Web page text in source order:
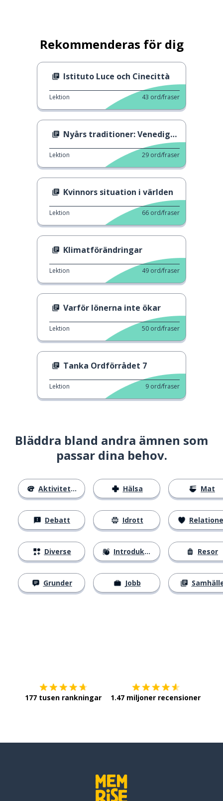
Rekommenderas för dig
Istituto Luce och Cinecittà
Lektion 43 ord/fraser
Nyårs traditioner: Venedigskonserten
Lektion 29 ord/fraser
Kvinnors situation i världen
Lektion 66 ord/fraser
Klimatförändringar
Lektion 49 ord/fraser
Varför lönerna inte ökar
Lektion 50 ord/fraser
Tanka Ordförrådet 7
Lektion 9 ord/fraser
Bläddra bland andra ämnen som
passar dina behov.
Aktiviteter
Debatt
Diverse
Grunder
Hälsa
Idrott
Introduktion
Jobb
Mat
Resor
177 tusen rankningar 1.47 miljoner recensioner